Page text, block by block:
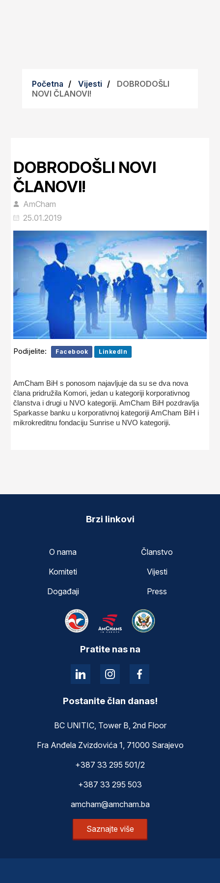
Početna Vijesti
DOBRODOŠLI
NOVI ČLANOVI!
DOBRODOŠLI NOVI
ČLANOVI!
AmCham
25.01.2019
Podijelite: Facebook LinkedIn
AmCham BiH s ponosom najavljuje da su se dva nova
člana pridružila Komori, jedan u kategoriji korporativnog
članstva i drugi u NVO kategoriji. AmCham BiH pozdravlja
Sparkasse banku u korporativnoj kategoriji AmCham BiH i
mikrokreditnu fondaciju Sunrise u NVO kategoriji.
Brzi linkovi
O nama
Članstvo
Komiteti
Vijesti
Događaji
Press
Pratite nas na
Postanite član danas!
BC UNITIC, Tower B, 2nd Floor
Fra Anđela Zvizdovića 1, 71000 Sarajevo
+387 33 295 501/2
+387 33 295 503
amcham@amcham.ba
Saznajte više